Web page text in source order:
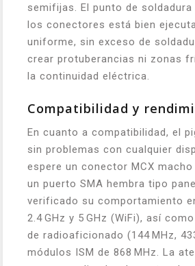
semifijas. El punto de
los conectores está bien
uniforme, sin exceso de
crear protuberancias ni zonas
la continuidad eléctrica.
Compatibilidad y
En cuanto a compatibilidad, el
sin problemas con cualquier
espere un conector MCX
un puerto SMA hembra tipo
verificado su comportamiento
2.4 GHz y 5 GHz (WiFi), así
de radioaficionado (144 MHz,
módulos ISM de 868 MHz. La